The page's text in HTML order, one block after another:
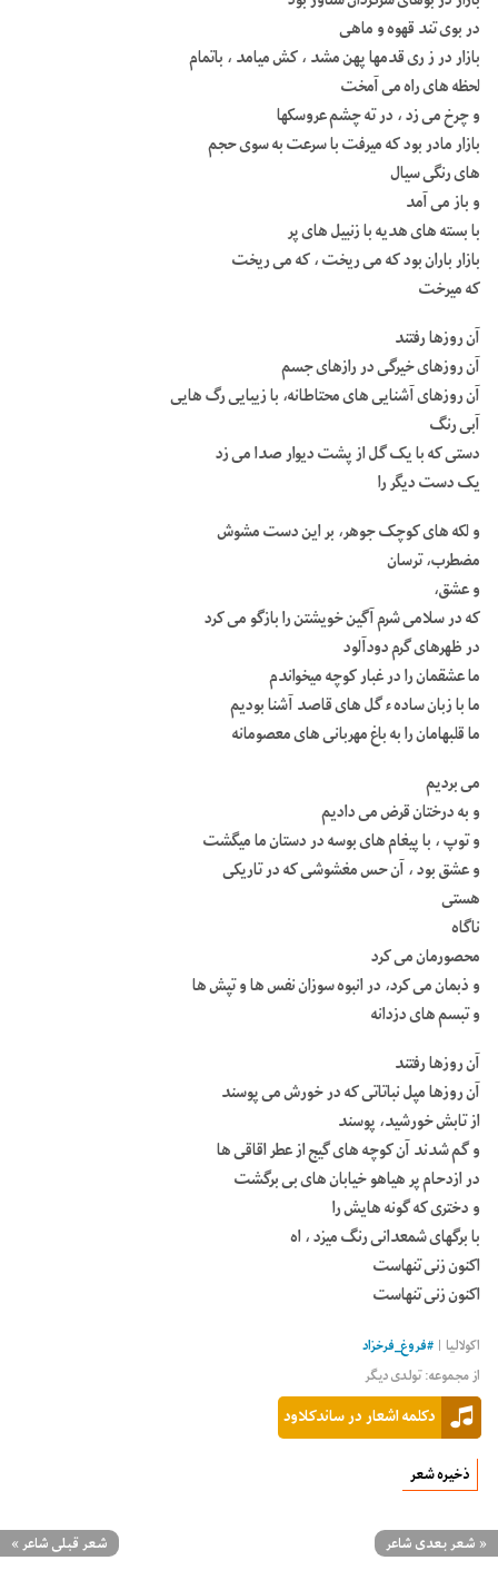
در بوی تند قهوه و ماهی
بازار در ز ری قدمها پهن مشد ، کش میامد ، باتمام
لحظه های راه می آمخت
و چرخ می زد ، در ته چشم عروسکها
بازار مادر بود که میرفت با سرعت به سوی حجم
های رنگی سیال
و باز می آمد
با بسته های هدیه با زنبیل های پر
بازار باران بود که می ریخت ، که می ریخت
که میرخت
آن روزها رفتند
آن روزهای خیرگی در رازهای جسم
آن روزهای آشنایی های محتاطانه، با زیبایی رگ هایی
آبی رنگ
دستی که با یک گل از پشت دیوار صدا می زد
یک دست دیگر را
و لکه های کوچک جوهر، بر این دست مشوش
مضطرب، ترسان
و عشق،
که در سلامی شرم آگین خویشتن را بازگو می کرد
در ظهرهای گرم دودآلود
ما عشقمان را در غبار کوچه میخواندم
ما با زبان ساده ء گل های قاصد آشنا بودیم
ما قلبهامان را به باغ مهربانی های معصومانه
می بردیم
و به درختان قرض می دادیم
و توپ ، با پیغام های بوسه در دستان ما میگشت
و عشق بود ، آن حس مغشوشی که در تاریکی
هستی
ناگاه
محصورمان می کرد
و ذبمان می کرد، در انبوه سوزان نفس ها و تپش ها
و تبسم های دزدانه
آن روزها رفتند
آن روزها مپل نباتاتی که در خورش می پوسند
از تابش خورشید، پوسند
و گم شدند آن کوچه های گیج از عطر اقاقی ها
در ازدحام پر هیاهو خیابان های بی برگشت
و دختری که گونه هایش را
با برگهای شمعدانی رنگ میزد ، اه
اکنون زنی تنهاست
اکنون زنی تنهاست
اکولالیا | #فروغ_فرخزاد
از مجموعه: تولدی دیگر
دکلمه اشعار در ساندکلاود
ذخیره شعر
« شعر بعدی شاعر شعر قبلی شاعر»